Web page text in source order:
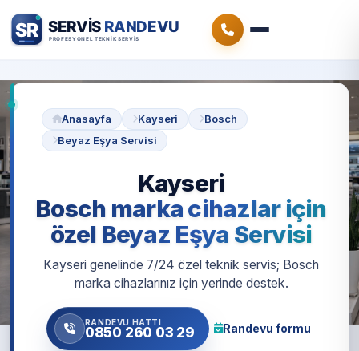
Anasayfa Kayseri
Bosch
Beyaz Eşya Servisi
Kayseri
Bosch marka cihazlar için
özel Beyaz Eşya Servisi
Kayseri genelinde 7/24 özel teknik servis; Bosch
marka cihazlarınız için yerinde destek.
RANDEVU HATTI
0850 260 03 29 Randevu formu